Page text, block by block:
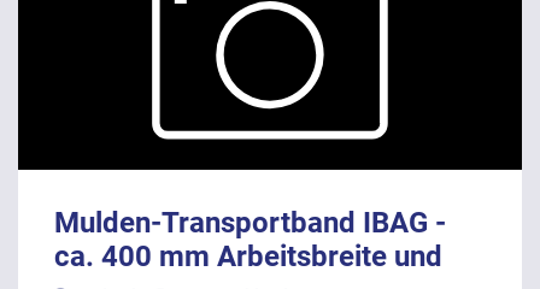
Mulden-Transportband IBAG -
ca. 400 mm Arbeitsbreite und